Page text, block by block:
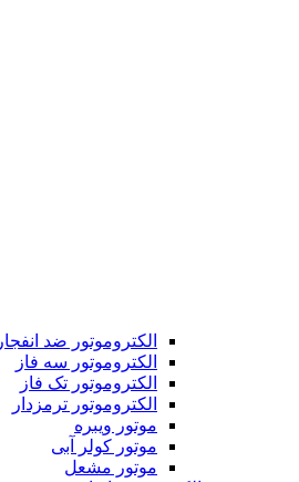
الکتروموتور ضد انفجار
الکتروموتور سه فاز
الکتروموتور تک فاز
الکتروموتور ترمزدار
موتور ویبره
موتور کولر آبی
موتور مشعل